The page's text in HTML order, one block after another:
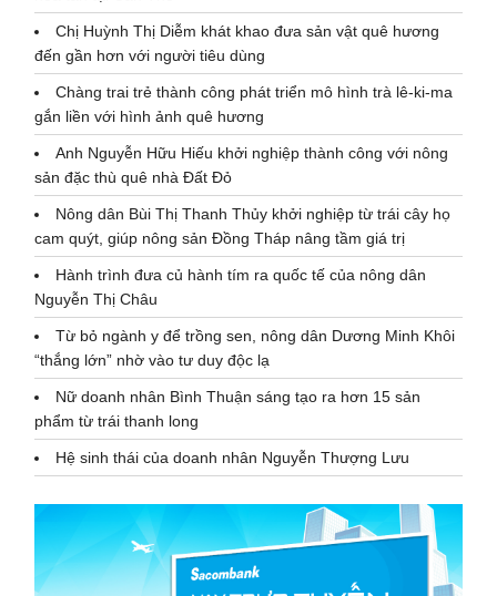
Chị Huỳnh Thị Diễm khát khao đưa sản vật quê hương
đến gần hơn với người tiêu dùng
Chàng trai trẻ thành công phát triển mô hình trà lê-ki-ma
gắn liền với hình ảnh quê hương
Anh Nguyễn Hữu Hiếu khởi nghiệp thành công với nông
sản đặc thù quê nhà Đất Đỏ
Nông dân Bùi Thị Thanh Thủy khởi nghiệp từ trái cây họ
cam quýt, giúp nông sản Đồng Tháp nâng tầm giá trị
Hành trình đưa củ hành tím ra quốc tế của nông dân
Nguyễn Thị Châu
Từ bỏ ngành y để trồng sen, nông dân Dương Minh Khôi
“thắng lớn” nhờ vào tư duy độc lạ
Nữ doanh nhân Bình Thuận sáng tạo ra hơn 15 sản
phẩm từ trái thanh long
Hệ sinh thái của doanh nhân Nguyễn Thượng Lưu